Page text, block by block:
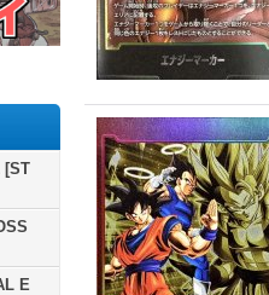
[ST
E